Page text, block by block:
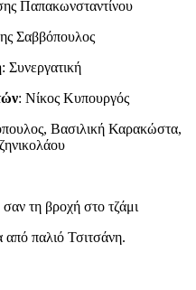
Παπακωνσταντίνου
Σαββόπουλος
: Συνεργατική
: Νίκος Κυπουργός
Βασιλική Καρακώστα,
τη βροχή στο τζάμι
παλιό Τσιτσάνη.